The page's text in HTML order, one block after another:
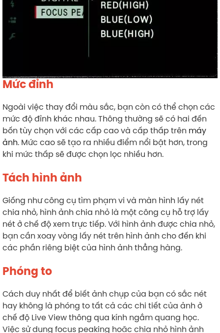
Mức đỉnh
Ngoài việc thay đổi màu sắc, bạn còn có thể chọn các
mức độ đỉnh khác nhau. Thông thường sẽ có hai đến
bốn tùy chọn với các cấp cao và cấp thấp trên máy
ảnh. Mức cao sẽ tạo ra nhiều điểm nổi bật hơn, trong
khi mức thấp sẽ được chọn lọc nhiều hơn.
Tách hình ảnh
Giống như công cụ tìm phạm vi và màn hình lấy nét
chia nhỏ, hình ảnh chia nhỏ là một công cụ hỗ trợ lấy
nét ở chế độ xem trực tiếp. Với hình ảnh được chia nhỏ,
bạn cần xoay vòng lấy nét trên hình ảnh cho đến khi
các phần riêng biệt của hình ảnh thẳng hàng.
Phóng to
Cách duy nhất để biết ảnh chụp của bạn có sắc nét
hay không là phóng to tất cả các chi tiết của ảnh ở
chế độ Live View thông qua kính ngắm quang học.
Việc sử dụng focus peaking hoặc chia nhỏ hình ảnh